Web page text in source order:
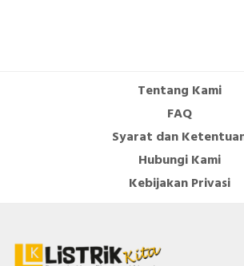
Tentang Kami
FAQ
Syarat dan
Hubungi Kami
Kebijakan Privasi